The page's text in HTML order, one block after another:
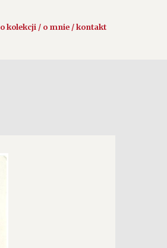
o kolekcji / o mnie / kontakt